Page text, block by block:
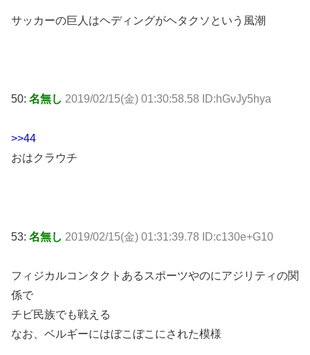
サッカーの巨人はヘディングがヘタクソという風潮
50: 名無し 2019/02/15(金) 01:30:58.58 ID:hGvJy5hya
>>44
おはクラウチ
53: 名無し 2019/02/15(金) 01:31:39.78 ID:c130e+G10
フィジカルコンタクトあるスポーツやのにアジリティの関
係で
チビ民族でも戦える
なお、ベルギーにはぼこぼこにされた模様